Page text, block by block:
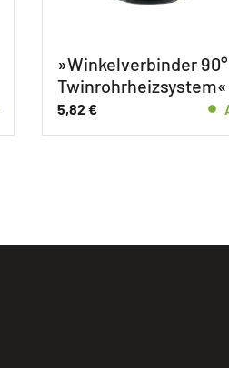
»Winkelverbinder 90°
Twinrohrheizsystem«
5,82€